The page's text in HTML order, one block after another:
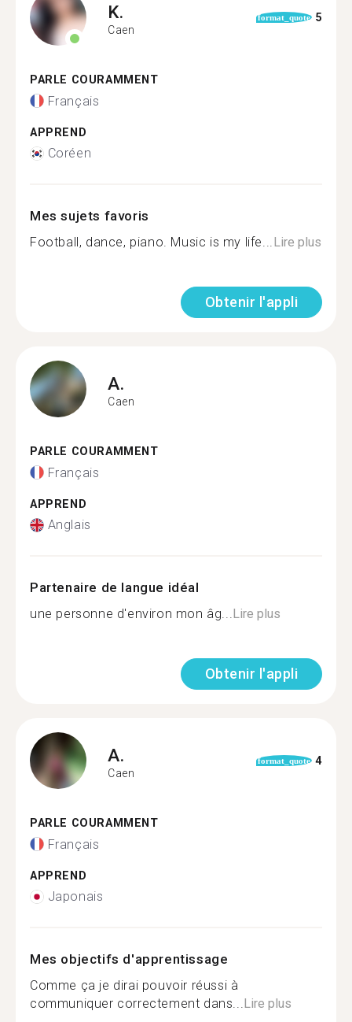
K.
Caen
format_quote 5
PARLE COURAMMENT
Français
APPREND
Coréen
Mes sujets favoris
Football, dance, piano. Music is my life...Lire plus
Obtenir l'appli
A.
Caen
PARLE COURAMMENT
Français
APPREND
Anglais
Partenaire de langue idéal
une personne d'environ mon âg...Lire plus
Obtenir l'appli
A.
Caen
format_quote 4
PARLE COURAMMENT
Français
APPREND
Japonais
Mes objectifs d'apprentissage
Comme ça je dirai pouvoir réussi à
communiquer correctement dans...Lire plus